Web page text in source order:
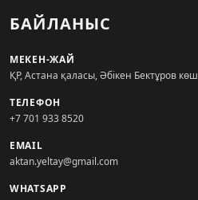
БАЙЛАНЫС
МЕКЕН-ЖАЙ
ҚР, Астана қаласы, Әбікен Бектұров
ТЕЛЕФОН
+7 701 933 8520
EMAIL
aktan.yeltay@gmail.com
WHATSAPP